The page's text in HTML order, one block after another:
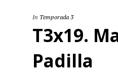
In Temporada 3
T3x19.
Padilla